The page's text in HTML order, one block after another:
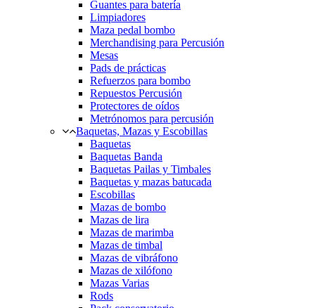
Guantes para batería
Limpiadores
Maza pedal bombo
Merchandising para Percusión
Mesas
Pads de prácticas
Refuerzos para bombo
Repuestos Percusión
Protectores de oídos
Metrónomos para percusión
Baquetas, Mazas y Escobillas
Baquetas
Baquetas Banda
Baquetas Pailas y Timbales
Baquetas y mazas batucada
Escobillas
Mazas de bombo
Mazas de lira
Mazas de marimba
Mazas de timbal
Mazas de vibráfono
Mazas de xilófono
Mazas Varias
Rods